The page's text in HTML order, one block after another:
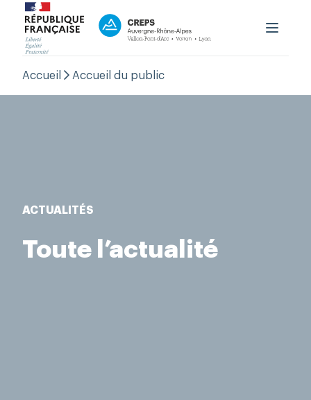
Le CREPS
Régionale Performance
Contact
Accueil Accueil du public
ACTUALITÉS
Toute l’actualité